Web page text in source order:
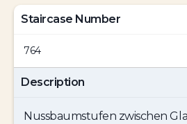
Staircase Number
764
Description
Nussbaumstufen zwischen